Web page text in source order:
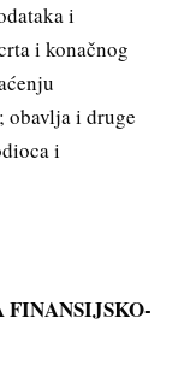
i
i konačnog
obavlja i druge
i
FINANSIJSKO-